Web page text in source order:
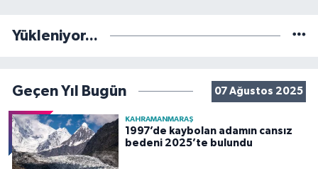
Yükleniyor...
Geçen Yıl Bugün 07 Ağustos 2025
KAHRAMANMARAŞ
1997’de kaybolan adamın cansız
bedeni 2025’te bulundu